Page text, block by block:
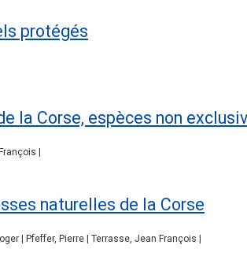
protégés
la Corse, espèces non
|
naturelles de la Corse
| Pfeffer, Pierre | Terrasse, Jean François |